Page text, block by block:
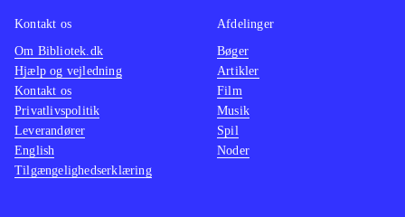
Kontakt os
Om Bibliotek.dk
Hjælp og vejledning
Kontakt os
Privatlivspolitik
Leverandører
English
Tilgængelighedserklæring
Afdelinger
Bøger
Artikler
Film
Musik
Spil
Noder